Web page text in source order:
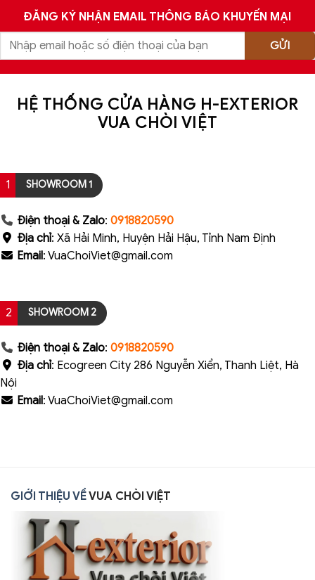
ĐĂNG KÝ NHẬN EMAIL THÔNG BÁO KHUYẾN MẠI
HỆ THỐNG CỬA HÀNG H-EXTERIOR
VUA CHÒI VIỆT
1 SHOWROOM 1
Điện thoại & Zalo: 0918820590
Địa chỉ: Xã Hải Minh, Huyện Hải Hậu, Tỉnh Nam Định
Email: VuaChoiViet@gmail.com
2 SHOWROOM 2
Điện thoại & Zalo: 0918820590
Địa chỉ: Ecogreen City 286 Nguyễn Xiển, Thanh Liệt, Hà
Nội
Email: VuaChoiViet@gmail.com
GIỚI THIỆU VỀVUA CHÒI VIỆT